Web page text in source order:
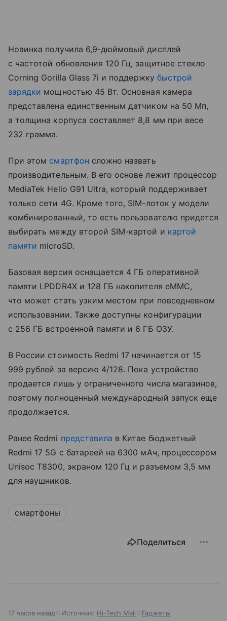
Новинка получила 6,9-дюймовый дисплей
с частотой обновления 120 Гц, защитное стекло
Corning Gorilla Glass 7i и поддержку быстрой
зарядки мощностью 45 Вт. Основная камера
представлена единственным датчиком на 50 Мп,
а толщина корпуса составляет 8,8 мм при весе
232 грамма.
При этом смартфон сложно назвать
производительным. В его основе лежит процессор
MediaTek Helio G91 Ultra, который поддерживает
только сети 4G. Кроме того, SIM-лоток у модели
комбинированный, то есть пользователю придется
выбирать между второй SIM-картой и картой
памяти microSD.
Базовая версия оснащается 4 ГБ оперативной
памяти LPDDR4X и 128 ГБ накопителя eMMC,
что может стать узким местом при повседневном
использовании. Также доступны конфигурации
с 256 ГБ встроенной памяти и 6 ГБ ОЗУ.
В России стоимость Redmi 17 начинается от 15
999 рублей за версию 4/128. Пока устройство
продается лишь у ограниченного числа магазинов,
поэтому полноценный международный запуск еще
продолжается.
Ранее Redmi представила в Китае бюджетный
Redmi 17 5G с батареей на 6300 мАч, процессором
Unisoc T8300, экраном 120 Гц и разъемом 3,5 мм
для наушников.
смартфоны
Поделиться
17 часов назад Источник: Hi-Tech Mail Гаджеты